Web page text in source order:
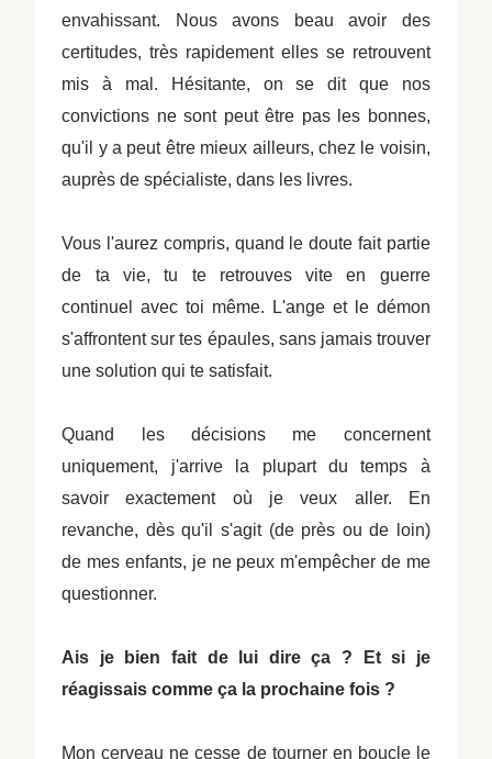
envahissant. Nous avons beau avoir des
certitudes, très rapidement elles se retrouvent
mis à mal. Hésitante, on se dit que nos
convictions ne sont peut être pas les bonnes,
qu'il y a peut être mieux ailleurs, chez le voisin,
auprès de spécialiste, dans les livres.
Vous l'aurez compris, quand le doute fait partie
de ta vie, tu te retrouves vite en guerre
continuel avec toi même. L'ange et le démon
s'affrontent sur tes épaules, sans jamais trouver
une solution qui te satisfait.
Quand les décisions me concernent
uniquement, j'arrive la plupart du temps à
savoir exactement où je veux aller. En
revanche, dès qu'il s'agit (de près ou de loin)
de mes enfants, je ne peux m'empêcher de me
questionner.
Ais je bien fait de lui dire ça ? Et si je
réagissais comme ça la prochaine fois ?
Mon cerveau ne cesse de tourner en boucle le